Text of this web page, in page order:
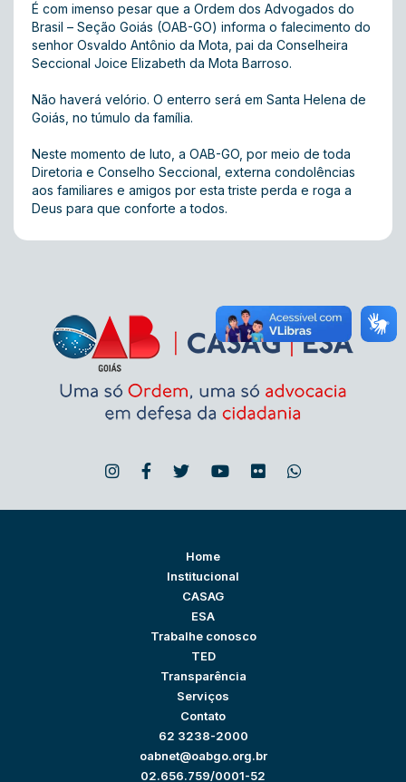
É com imenso pesar que a Ordem dos Advogados do
Brasil – Seção Goiás (OAB-GO) informa o falecimento do
senhor Osvaldo Antônio da Mota, pai da Conselheira
Seccional Joice Elizabeth da Mota Barroso.
Não haverá velório. O enterro será em Santa Helena de
Goiás, no túmulo da família.
Neste momento de luto, a OAB-GO, por meio de toda
Diretoria e Conselho Seccional, externa condolências
aos familiares e amigos por esta triste perda e roga a
Deus para que conforte a todos.
Home
Institucional
CASAG
ESA
Trabalhe conosco
TED
Transparência
Serviços
Contato
62 3238-2000
oabnet@oabgo.org.br
02.656.759/0001-52